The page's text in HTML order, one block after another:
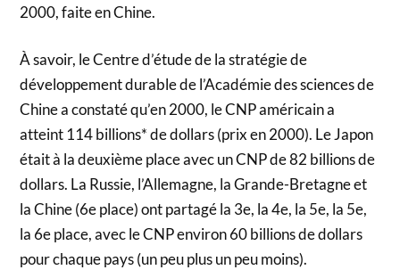
2000, faite en Chine.
À savoir, le Centre d’étude de la stratégie de
développement durable de l’Académie des sciences de
Chine a constaté qu’en 2000, le CNP américain a
atteint 114 billions* de dollars (prix en 2000). Le Japon
était à la deuxième place avec un CNP de 82 billions de
dollars. La Russie, l’Allemagne, la Grande-Bretagne et
la Chine (6e place) ont partagé la 3e, la 4e, la 5e, la 5e,
la 6e place, avec le CNP environ 60 billions de dollars
pour chaque pays (un peu plus un peu moins).